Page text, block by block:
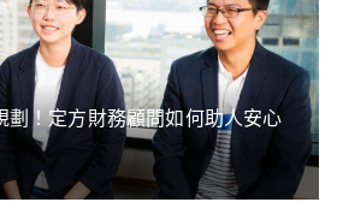
劃！定方財務顧問如何助人安心